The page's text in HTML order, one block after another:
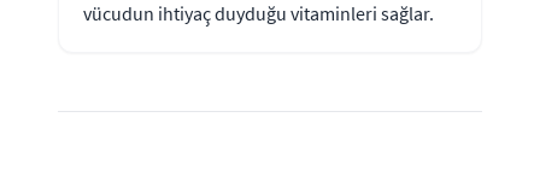
vücudun ihtiyaç duyduğu vitaminleri sağlar.